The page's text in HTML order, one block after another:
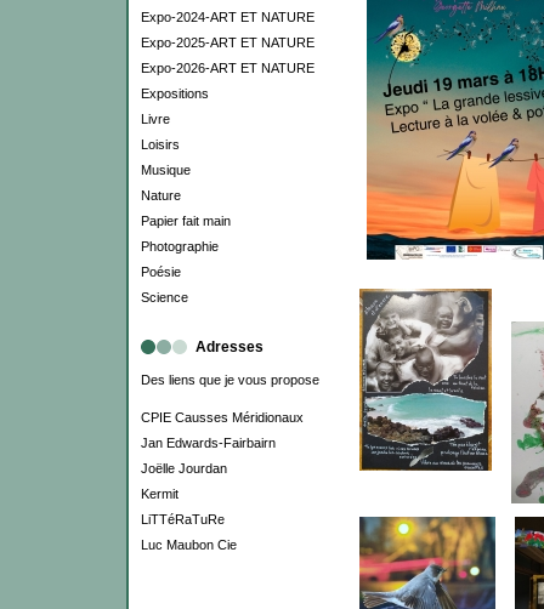
Expo-2024-ART ET NATURE
Expo-2025-ART ET NATURE
Expo-2026-ART ET NATURE
Expositions
Livre
Loisirs
Musique
Nature
Papier fait main
Photographie
Poésie
Science
Adresses
Des liens que je vous propose
CPIE Causses Méridionaux
Jan Edwards-Fairbairn
Joëlle Jourdan
Kermit
LiTTéRaTuRe
Luc Maubon Cie